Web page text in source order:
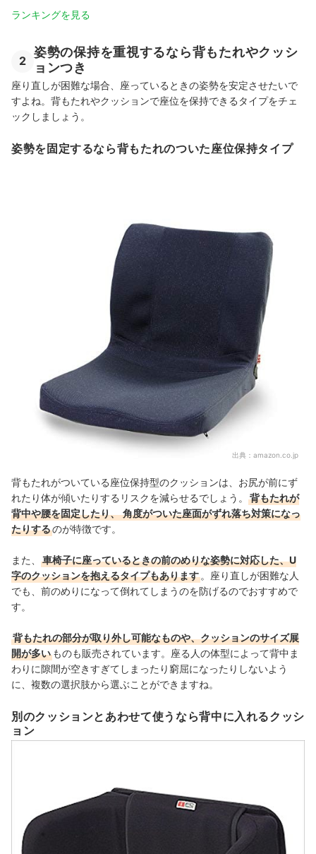
ランキングを見る
2
姿勢の保持を重視するなら背もたれやクッシ
ョンつき
座り直しが困難な場合、座っているときの姿勢を安定させたいで
すよね。背もたれやクッションで座位を保持できるタイプをチェ
ックしましょう。
姿勢を固定するなら背もたれのついた座位保持タイプ
出典： amazon.co.jp
背もたれがついている座位保持型のクッションは、お尻が前にず
れたり体が傾いたりするリスクを減らせるでしょう。
背もたれが
背中や腰を固定したり、 角度がついた座面がずれ落ち対策になっ
たりするのが特徴です。
また、
車椅子に座っているときの前のめりな姿勢に対応した、U
字のクッションを抱えるタイプもあります。座り直しが困難な人
でも、前のめりになって倒れてしまうのを防げるのでおすすめで
す。
背もたれの部分が取り外し可能なものや、クッションのサイズ展
開が多い ものも販売されています。座る人の体型によって背中ま
わりに隙間が空きすぎてしまったり窮屈になったりしないよう
に、複数の選択肢から選ぶことができますね。
別のクッションとあわせて使うなら背中に入れるクッシ
ョン